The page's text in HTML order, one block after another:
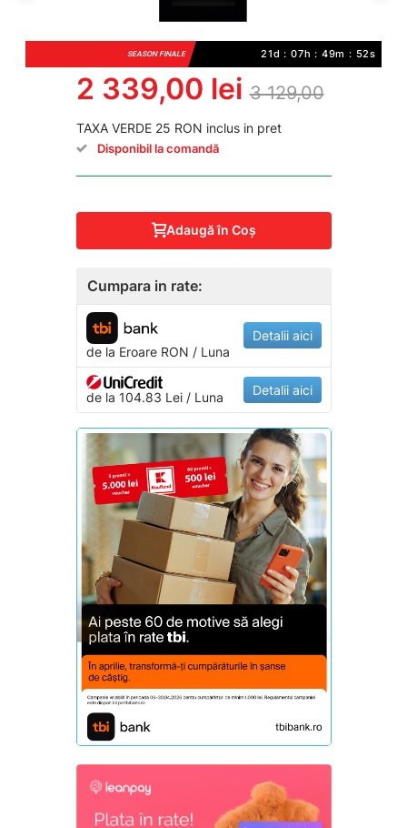
SEASON FINALE 21d : 07h : 49m : 52s
2 339,00 lei 3 129,00
TAXA VERDE 25 RON inclus in pret
Disponibil la comandă
Adaugă în Coş
Cumpara in rate:
de la EroareRON / Luna
Detalii aici
de la 104.83 Lei / Luna Detalii aici